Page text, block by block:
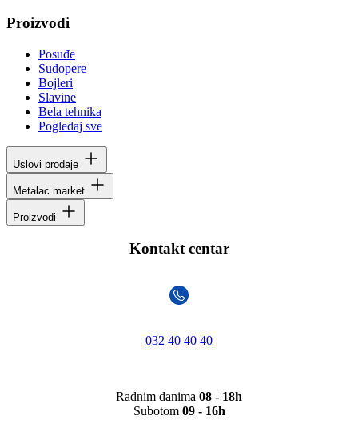
Proizvodi
Posuđe
Sudopere
Bojleri
Slavine
Bela tehnika
Pogledaj sve
Uslovi prodaje
Metalac market
Proizvodi
Kontakt centar
032 40 40 40
Radnim danima 08 - 18h
Subotom 09 - 16h